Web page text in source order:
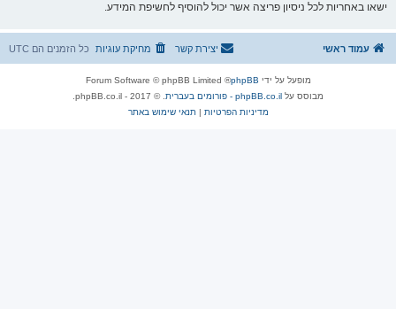
ישאו באחריות לכל ניסיון פריצה אשר יכול להוסיף לחשיפת המידע.
עמוד ראשי כל הזמנים הם UTC מחיקת עוגיות יצירת קשר
מופעל על ידי phpBB
® Forum Software © phpBB Limited
מבוסס על phpBB.co.il - פורומים בעברית
. © 2017 - phpBB.co.il.
מדיניות הפרטיות |תנאי שימוש באתר